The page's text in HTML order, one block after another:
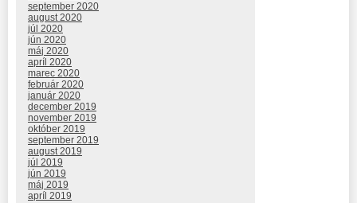
september 2020
august 2020
júl 2020
jún 2020
máj 2020
apríl 2020
marec 2020
február 2020
január 2020
december 2019
november 2019
október 2019
september 2019
august 2019
júl 2019
jún 2019
máj 2019
apríl 2019